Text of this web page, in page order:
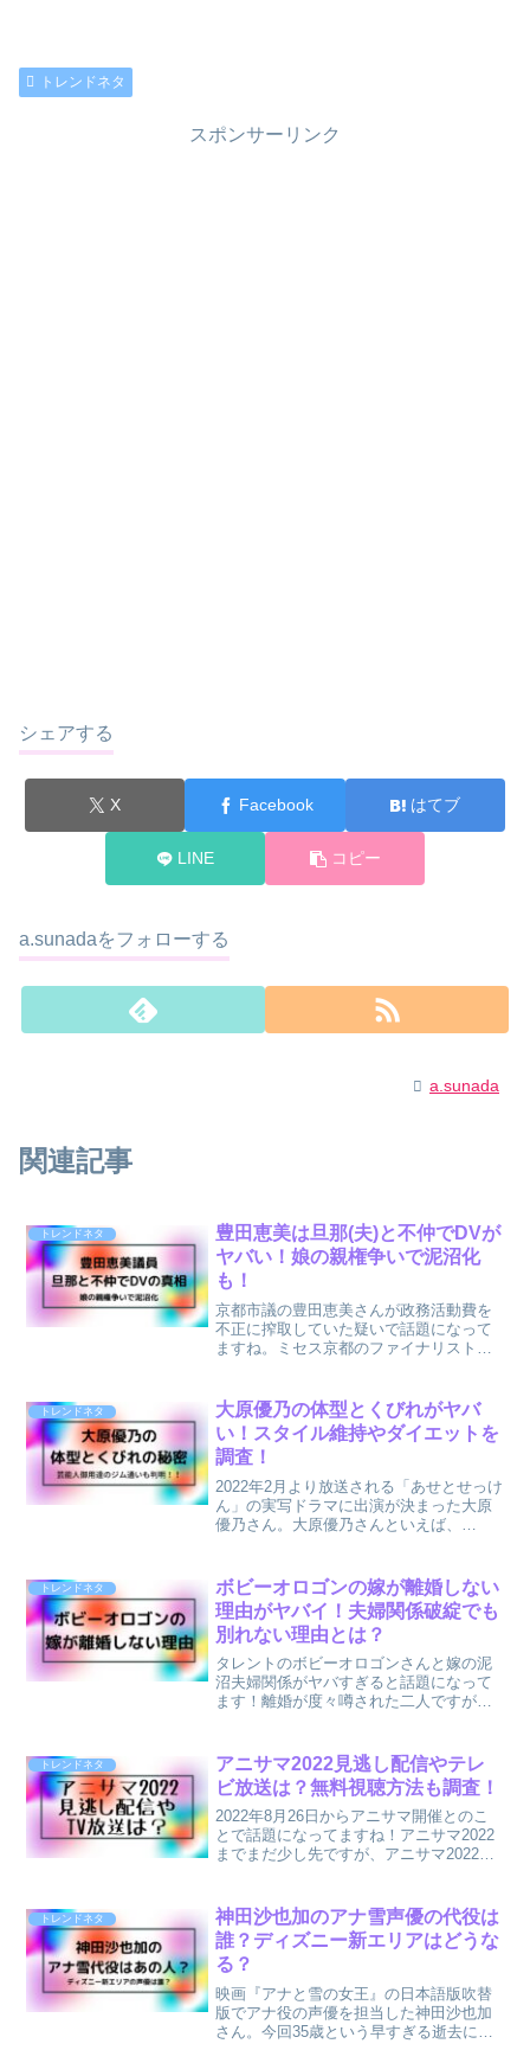
トレンドネタ
スポンサーリンク
シェアする
X Facebook はてブ
LINE コピー
a.sunadaをフォローする
a.sunada
関連記事
トレンドネタ
豊田恵美は旦那(夫)と不仲でDVが
ヤバい！娘の親権争いで泥沼化
も！
京都市議の豊田恵美さんが政務活動費を
不正に搾取していた疑いで話題になって
ますね。ミセス京都のファイナリストに
に選ばれたほどの美魔女とも呼ばれ、今
回の問題が明らかになるま...
トレンドネタ
大原優乃の体型とくびれがヤバ
い！スタイル維持やダイエットを
調査！
2022年2月より放送される「あせとせっけ
ん」の実写ドラマに出演が決まった大原
優乃さん。大原優乃さんといえば、
ルチに活躍されていますが、今回の出演
で話題になってい...
トレンドネタ
ボビーオロゴンの嫁が離婚しない
理由がヤバイ！夫婦関係破綻でも
別れない理由とは？
タレントのボビーオロゴンさんと嫁の泥
沼夫婦関係がヤバすぎると話題になって
ます！離婚が度々噂された二人ですが、
りますよね！暴行が原因で離婚危機！と
まで報道されたのに家族や...
トレンドネタ
アニサマ2022見逃し配信やテレ
ビ放送は？無料視聴方法も調査！
2022年8月26日からアニサマ開催とのこ
とで話題になってますね！アニサマ2022
までまだ少し先ですが、アニサマ2022の
2022ですが、3日間の開催とのことで、見
逃し配...
トレンドネタ
神田沙也加のアナ雪声優の代役は
誰？ディズニー新エリアはどうな
る？
映画『アナと雪の女王』の日本語版吹替
版でアナ役の声優を担当した神田沙也加
さん。今回35歳という早すぎる逝去に日